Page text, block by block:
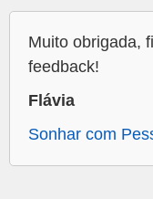
Muito obrigada,
feedback!
Flávia
Sonhar com